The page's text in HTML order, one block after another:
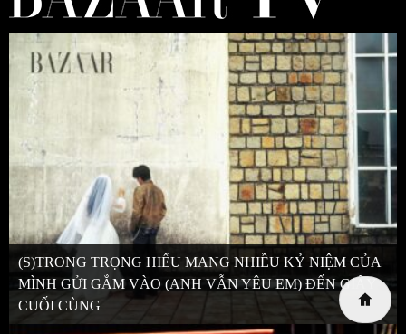
(S)TRONG TRỌNG HIẾU MANG NHIỀU KỶ NIỆM CỦA
MÌNH GỬI GẮM VÀO (ANH VẪN YÊU EM) ĐẾN GIÂY
CUỐI CÙNG